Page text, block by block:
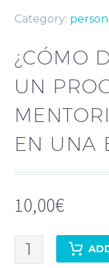
Category:
¿CÓMO
UN
EN UNA
10,00€
¿Cómo
desarrollar